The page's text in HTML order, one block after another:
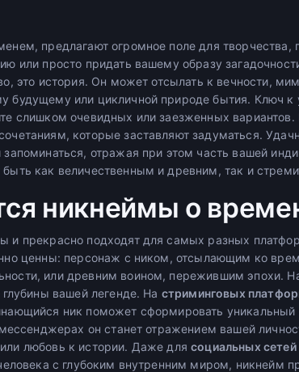
предлагают огромное поле для творчества,
или просто придать вашему образу
это история. Он может отсылать к вечности,
будущему или цикличной природе бытия. Ключ к
слишком очевидных или заезженных вариантов.
которые заставляют задуматься.
отражая при этом часть вашей
как величественным и древним, так и
никнеймы о
и прекрасно подходят для самых разных
ценны: персонаж с ником, отсылающим ко
или древним воином, пережившим эпохи.
глубины вашей легенде. На стриминговых
ник поможет сформировать уникальный
он станет отражением вашей
любовь к истории. Даже длясоциальных сетей
с глубоким внутренним миром, никнейм